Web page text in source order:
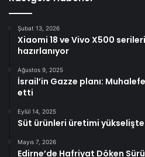
Şubat 13, 2026
Xiaomi 18 ve Vivo X500
hazırlanıyor
Ağustos 9, 2025
İsrail’in Gazze planı:
etti
Eylül 14, 2025
Süt ürünleri üretimi yükselişte
Mayıs 7, 2026
Edirne’de Hafriyat Döken